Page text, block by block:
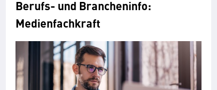
Berufs- und Brancheninfo:
Medienfachkraft